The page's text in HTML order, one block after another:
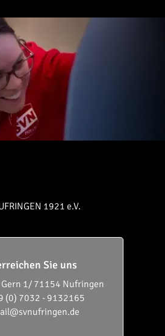
1921 e.V.
Sie uns
1/ 71154 Nufringen
(0) 7032 - 9132165